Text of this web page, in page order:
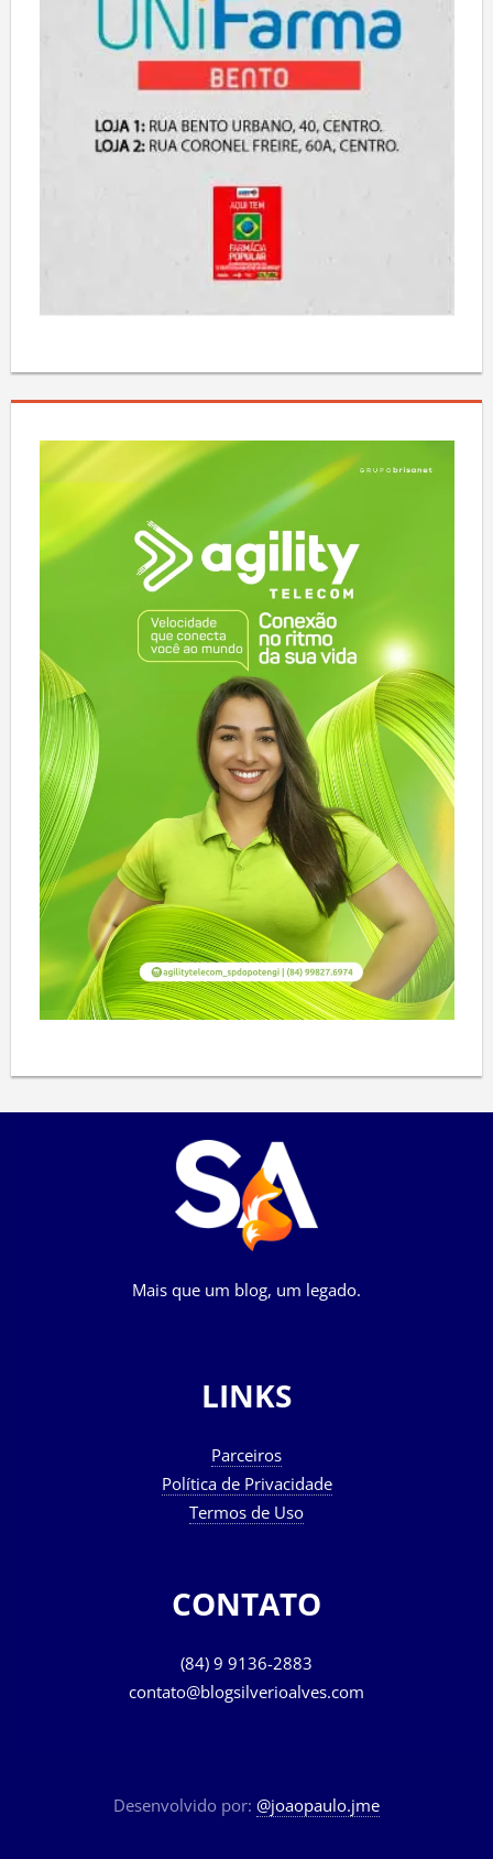
Mais que um blog, um legado.
LINKS
Parceiros
Política de Privacidade
Termos de Uso
CONTATO
(84) 9 9136-2883
contato@blogsilverioalves.com
Desenvolvido por: @joaopaulo.jme